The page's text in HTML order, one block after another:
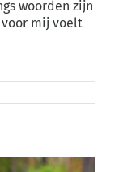
woorden zijn
mij voelt